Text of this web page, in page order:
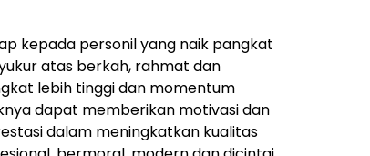
kepada personil yang naik pangkat
atas berkah, rahmat dan
lebih tinggi dan momentum
dapat memberikan motivasi dan
dalam meningkatkan kualitas